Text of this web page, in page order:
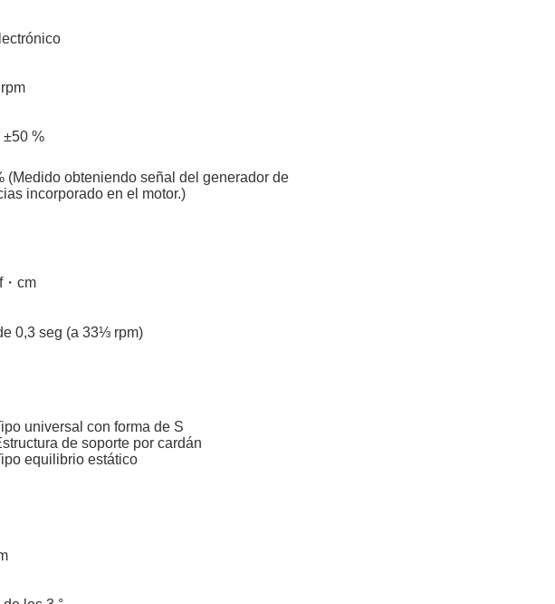
±50 %
(Medido obteniendo señal del generador de
incorporado en el motor.)
・cm
0,3 seg (a 33⅓ rpm)
universal con forma de S
de soporte por cardán
equilibrio estático